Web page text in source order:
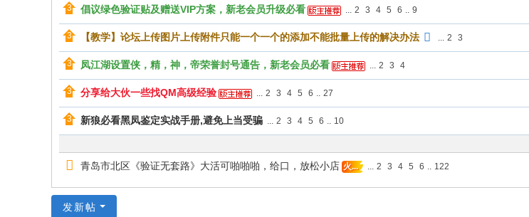
倡议绿色验证贴及赠送VIP方案，新老会员升级必看 ... 2 3 4 5 6 .. 9
【教学】论坛上传图片上传附件只能一个一个的添加不能批量上传的解决办法 ... 2 3
凤江湖设置侠，精，神，帝荣誉封号通告，新老会员必看 ... 2 3 4
分享给大伙一些找QM高级经验 ... 2 3 4 5 6 .. 27
新狼必看黑凤鉴定实战手册,避免上当受骗 ... 2 3 4 5 6 .. 10
青岛市北区《验证无套路》大活可啪啪啪，给口，放松小店 火... ... 2 3 4 5 6 .. 122
发新帖